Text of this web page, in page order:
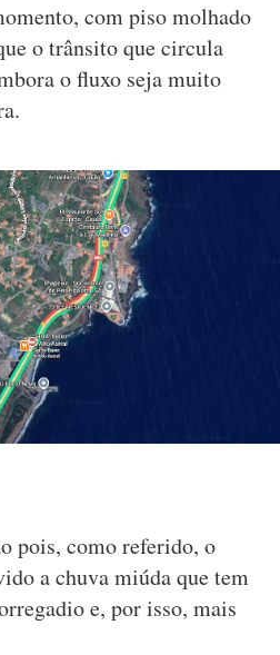
com piso molhado
o trânsito que circula
o fluxo seja muito
pois, como referido, o
a chuva miúda que tem
e, por isso, mais